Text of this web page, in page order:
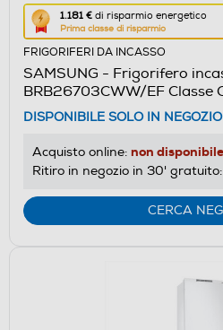
1.181 € di risparmio energetico
Prima classe di risparmio
Questa
azione
aprirà
il
Calcolatore
di
risparmio
energetico
Youreko.
FRIGORIFERI DA INCASSO
SAMSUNG - Frigorifero
BRB26703CWW/EF Classe
DISPONIBILE SOLO IN NEGOZIO
Acquisto online: non disponibile
Ritiro in negozio in 30' gratuito:
CERCA